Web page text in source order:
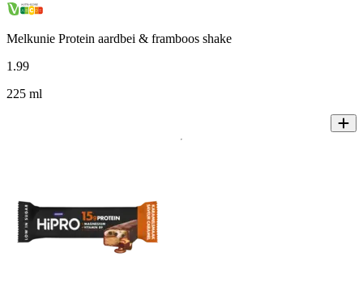
Melkunie Protein aardbei & framboos shake
1 .99
225 ml